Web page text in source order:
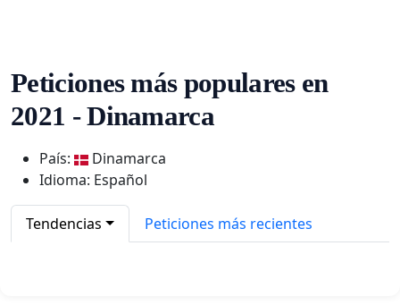
Peticiones más populares en
2021 - Dinamarca
País:
Dinamarca
Idioma: Español
Tendencias Peticiones más recientes